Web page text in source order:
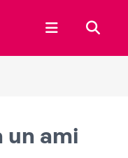
Ouvrir le
un ami